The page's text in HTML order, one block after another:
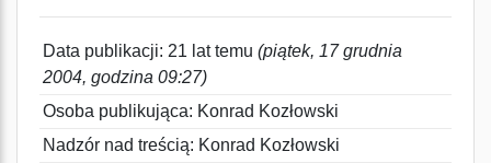
Data publikacji: 21 lat temu (piątek, 17 grudnia
2004, godzina 09:27)
Osoba publikująca: Konrad Kozłowski
Nadzór nad treścią: Konrad Kozłowski